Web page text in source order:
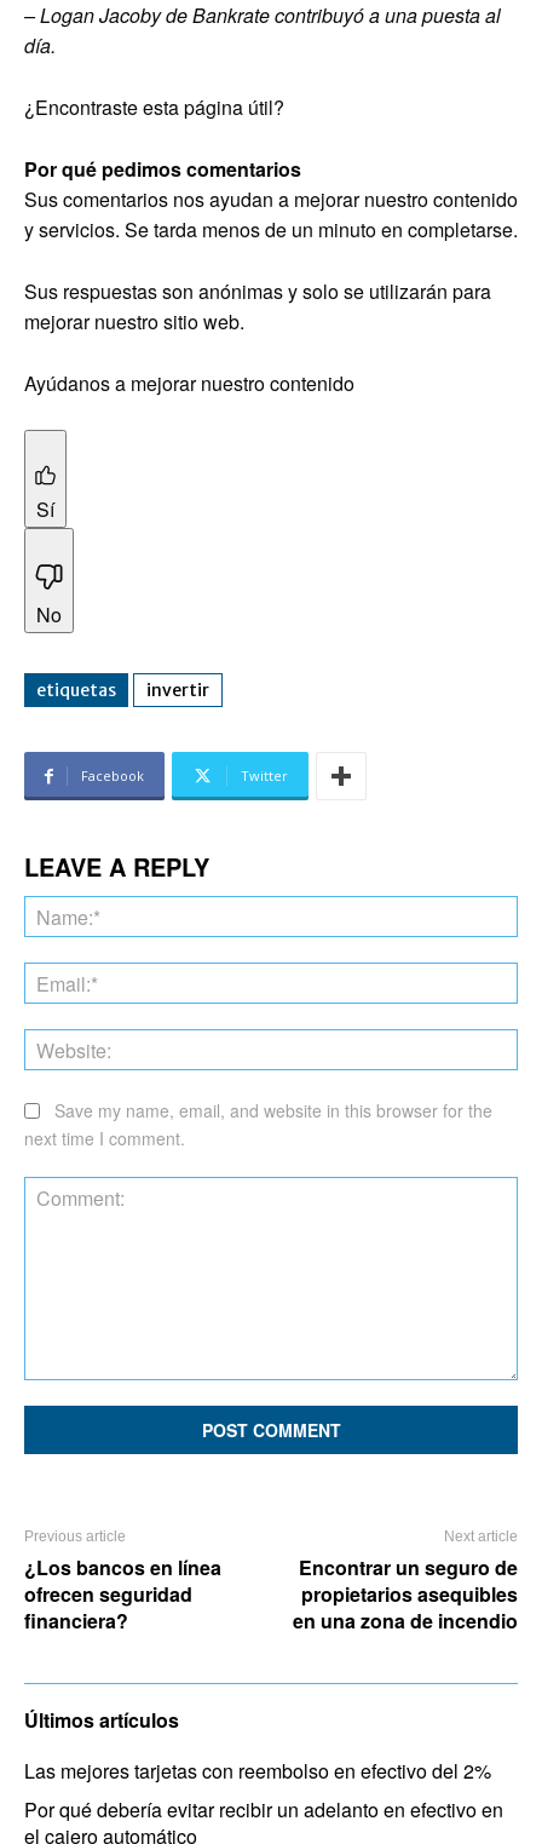
– Logan Jacoby de Bankrate contribuyó a una puesta al
día.
¿Encontraste esta página útil?
Por qué pedimos comentarios
Sus comentarios nos ayudan a mejorar nuestro contenido
y servicios. Se tarda menos de un minuto en completarse.
Sus respuestas son anónimas y solo se utilizarán para
mejorar nuestro sitio web.
Ayúdanos a mejorar nuestro contenido
Sí
No
etiquetas invertir
Facebook Twitter
LEAVE A REPLY
Save my name, email, and website in this browser for the
next time I comment.
Previous article
¿Los bancos en línea
ofrecen seguridad
financiera?
Next article
Encontrar un seguro de
propietarios asequibles
en una zona de incendio
Últimos artículos
Las mejores tarjetas con reembolso en efectivo del 2%
Por qué debería evitar recibir un adelanto en efectivo en
el cajero automático